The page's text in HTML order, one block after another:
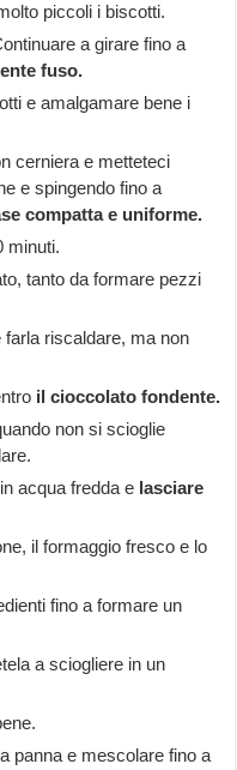
piccoli i biscotti.
a girare fino a
fuso.
e amalgamare bene i
cerniera e metteteci
e spingendo fino a
compatta e uniforme.
minuti.
tanto da formare pezzi
farla riscaldare, ma non
il cioccolato fondente.
non si scioglie
acqua fredda e lasciare
il formaggio fresco e lo
fino a formare un
a sciogliere in un
panna e mescolare fino a